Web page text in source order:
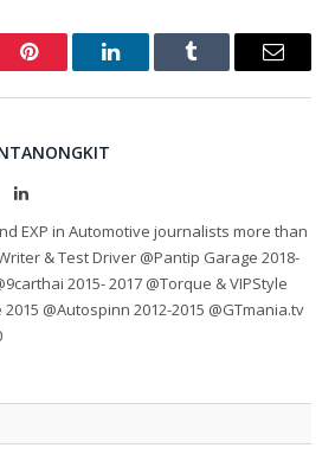
Pinterest LinkedInTumblr Email
LinkedIn
EXP in Automotive journalists more than
& Test Driver @Pantip Garage 2018-
2015- 2017 @Torque & VIPStyle
@Autospinn 2012-2015 @GTmania.tv